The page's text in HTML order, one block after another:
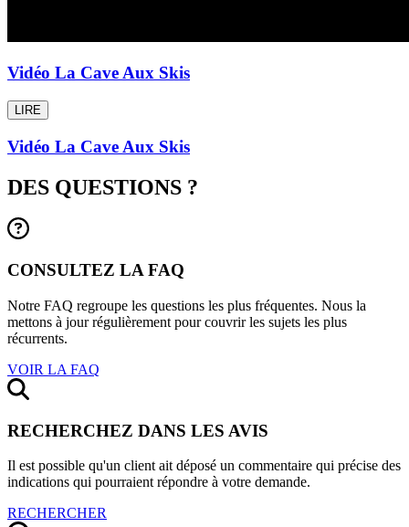
Vidéo La Cave Aux Skis
LIRE
Vidéo La Cave Aux Skis
DES QUESTIONS ?
CONSULTEZ LA FAQ
Notre FAQ regroupe les questions les plus fréquentes. Nous la
mettons à jour régulièrement pour couvrir les sujets les plus
récurrents.
VOIR LA FAQ
RECHERCHEZ DANS LES AVIS
Il est possible qu'un client ait déposé un commentaire qui précise des
indications qui pourraient répondre à votre demande.
RECHERCHER